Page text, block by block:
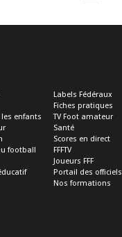
enfants
football
Labels Fédéraux
Fiches pratiques
TV Foot amateur
Santé
Scores en direct
FFFTV
Joueurs FFF
Portail des officiels
Nos formations